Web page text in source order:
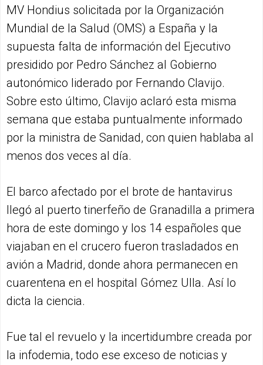
MV Hondius solicitada por la Organización
Mundial de la Salud (OMS) a España y la
supuesta falta de información del Ejecutivo
presidido por Pedro Sánchez al Gobierno
autonómico liderado por Fernando Clavijo.
Sobre esto último, Clavijo aclaró esta misma
semana que estaba puntualmente informado
por la ministra de Sanidad, con quien hablaba al
menos dos veces al día.
El barco afectado por el brote de hantavirus
llegó al puerto tinerfeño de Granadilla a primera
hora de este domingo y los 14 españoles que
viajaban en el crucero fueron trasladados en
avión a Madrid, donde ahora permanecen en
cuarentena en el hospital Gómez Ulla. Así lo
dicta la ciencia.
Fue tal el revuelo y la incertidumbre creada por
la infodemia, todo ese exceso de noticias y